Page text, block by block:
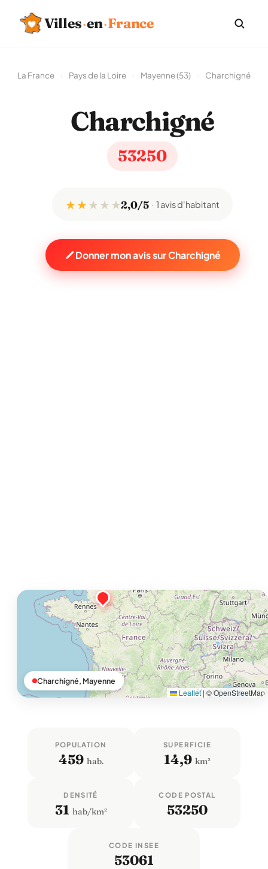
Villes·en·France
La France Pays de la Loire Mayenne (53) Charchigné
Charchigné
53250
★ ★★ ★ ★2,0/5 1 avis d'habitant
Donner mon avis sur Charchigné
Leaflet |© OpenStreetMap
Charchigné, Mayenne
POPULATION
459 hab.
SUPERFICIE
14,9 km²
DENSITÉ
31 hab/km²
CODE POSTAL
53250
CODE INSEE
53061